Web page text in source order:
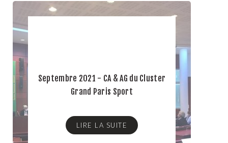
Septembre 2021 - CA & AG du Cluster
Grand Paris Sport
LIRE LA SUITE